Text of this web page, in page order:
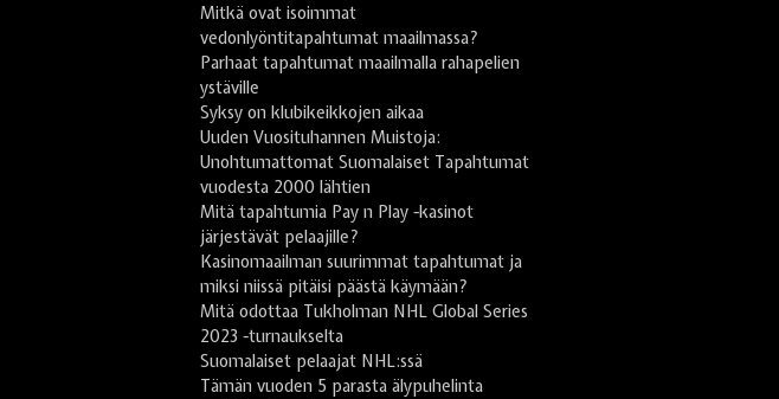
Mitkä ovat isoimmat
vedonlyöntitapahtumat maailmassa?
Parhaat tapahtumat maailmalla rahapelien
ystäville
Syksy on klubikeikkojen aikaa
Uuden Vuosituhannen Muistoja:
Unohtumattomat Suomalaiset Tapahtumat
vuodesta 2000 lähtien
Mitä tapahtumia Pay n Play -kasinot
järjestävät pelaajille?
Kasinomaailman suurimmat tapahtumat ja
miksi niissä pitäisi päästä käymään?
Mitä odottaa Tukholman NHL Global Series
2023 -turnaukselta
Suomalaiset pelaajat NHL:ssä
Tämän vuoden 5 parasta älypuhelinta